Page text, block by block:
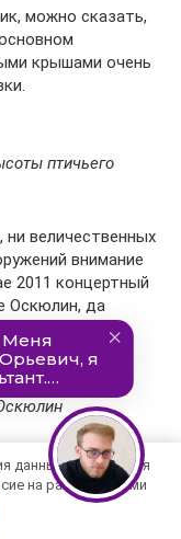
можно сказать,
крышами очень
птичьего
величественных
внимание
2011 концертный
Оскюлин, да
данных. Продолжая
на работу с этими